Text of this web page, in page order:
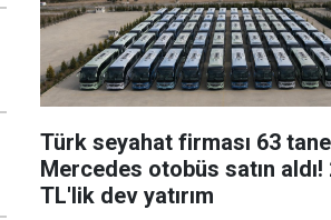
Türk seyahat firması 63 tane
Mercedes otobüs satın aldı!
TL'lik dev yatırım